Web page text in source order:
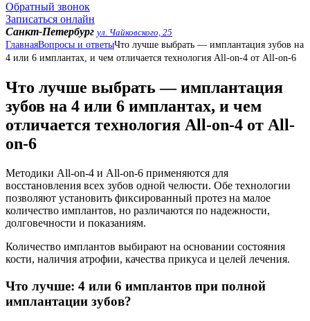
Обратный звонок
Записаться онлайн
Санкт-Петербург ул. Чайковского, 25
ГлавнаяВопросы и ответыЧто лучше выбрать — имплантация зубов на
4 или 6 имплантах, и чем отличается технология All-on-4 от All-on-6
Что лучше выбрать — имплантация
зубов на 4 или 6 имплантах, и чем
отличается технология All-on-4 от All-
on-6
Методики All-on-4 и All-on-6 применяются для
восстановления всех зубов одной челюсти. Обе технологии
позволяют установить фиксированный протез на малое
количество имплантов, но различаются по надежности,
долговечности и показаниям.
Количество имплантов выбирают на основании состояния
кости, наличия атрофии, качества прикуса и целей лечения.
Что лучше: 4 или 6 имплантов при полной
имплантации зубов?